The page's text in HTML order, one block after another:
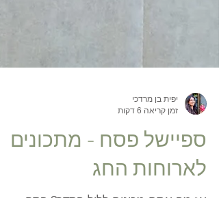
יפית בן מרדכי
זמן קריאה 6 דקות
ספיישל פסח - מתכונים